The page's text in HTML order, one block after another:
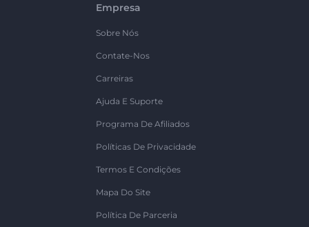
Empresa
Sobre Nós
Contate-Nos
Carreiras
Ajuda E Suporte
Programa De Afiliados
Políticas De Privacidade
Termos E Condições
Mapa Do Site
Política De Parceria